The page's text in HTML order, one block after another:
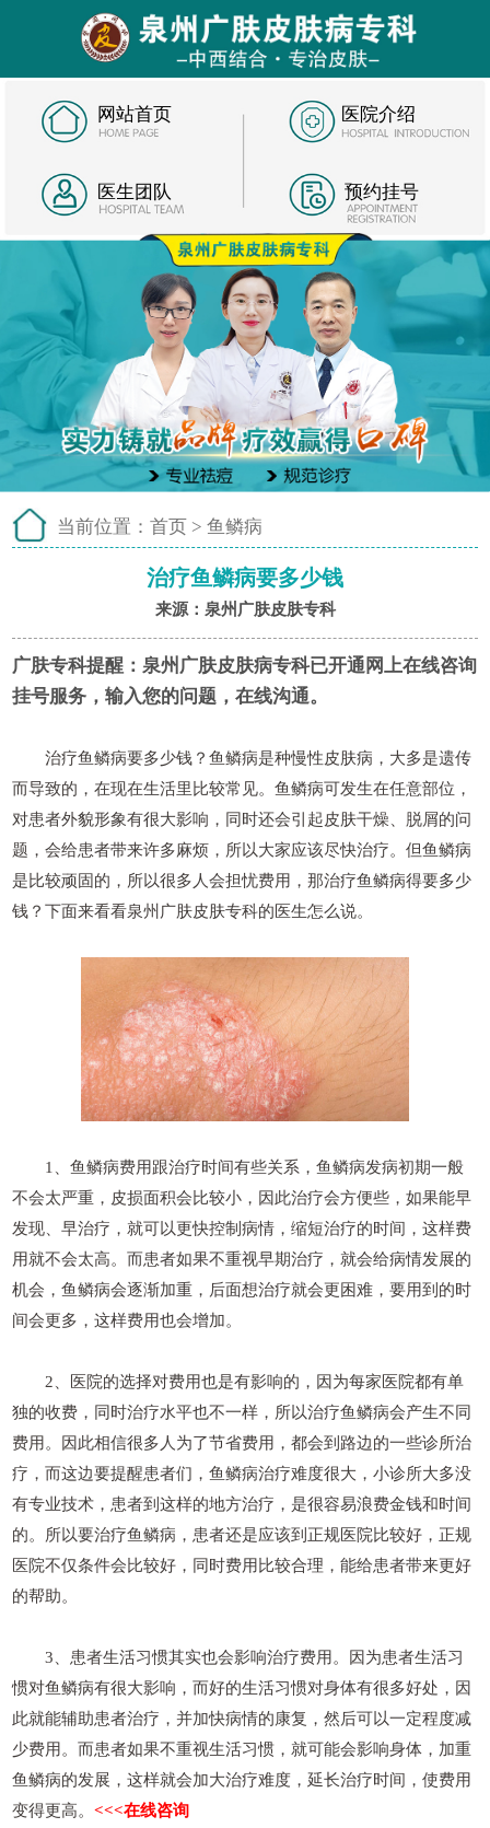
网站首页 医院介绍
医生团队 预约挂号
当前位置： 首页 > 鱼鳞病
治疗鱼鳞病要多少钱
来源：泉州广肤皮肤专科
广肤专科提醒： 泉州广肤皮肤病专科已开通网上在线咨询
挂号服务，输入您的问题，在线沟通。
治疗鱼鳞病要多少钱？鱼鳞病是种慢性皮肤病，大多是遗传
而导致的，在现在生活里比较常见。鱼鳞病可发生在任意部位，
对患者外貌形象有很大影响，同时还会引起皮肤干燥、脱屑的问
题，会给患者带来许多麻烦，所以大家应该尽快治疗。但鱼鳞病
是比较顽固的，所以很多人会担忧费用，那治疗鱼鳞病得要多少
钱？下面来看看泉州广肤皮肤专科的医生怎么说。
1、鱼鳞病费用跟治疗时间有些关系，鱼鳞病发病初期一般
不会太严重，皮损面积会比较小，因此治疗会方便些，如果能早
发现、早治疗，就可以更快控制病情，缩短治疗的时间，这样费
用就不会太高。而患者如果不重视早期治疗，就会给病情发展的
机会，鱼鳞病会逐渐加重，后面想治疗就会更困难，要用到的时
间会更多，这样费用也会增加。
2、医院的选择对费用也是有影响的，因为每家医院都有单
独的收费，同时治疗水平也不一样，所以治疗鱼鳞病会产生不同
费用。因此相信很多人为了节省费用，都会到路边的一些诊所治
疗，而这边要提醒患者们，鱼鳞病治疗难度很大，小诊所大多没
有专业技术，患者到这样的地方治疗，是很容易浪费金钱和时间
的。所以要治疗鱼鳞病，患者还是应该到正规医院比较好，正规
医院不仅条件会比较好，同时费用比较合理，能给患者带来更好
的帮助。
3、患者生活习惯其实也会影响治疗费用。因为患者生活习
惯对鱼鳞病有很大影响，而好的生活习惯对身体有很多好处，因
此就能辅助患者治疗，并加快病情的康复，然后可以一定程度减
少费用。而患者如果不重视生活习惯，就可能会影响身体，加重
鱼鳞病的发展，这样就会加大治疗难度，延长治疗时间，使费用
变得更高。<<<在线咨询